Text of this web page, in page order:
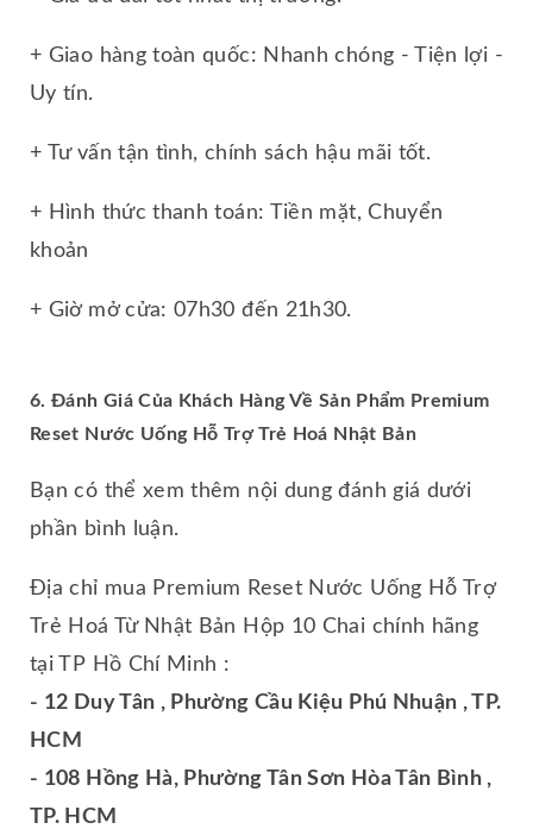
+ Giao hàng toàn quốc: Nhanh chóng - Tiện lợi -
Uy tín.
+ Tư vấn tận tình, chính sách hậu mãi tốt.
+ Hình thức thanh toán: Tiền mặt, Chuyển
khoản
+ Giờ mở cửa: 07h30 đến 21h30.
6. Đánh Giá Của Khách Hàng Về Sản Phẩm Premium
Reset Nước Uống Hỗ Trợ Trẻ Hoá Nhật Bản
Bạn có thể xem thêm nội dung đánh giá dưới
phần bình luận.
Địa chỉ mua Premium Reset Nước Uống Hỗ Trợ
Trẻ Hoá Từ Nhật Bản Hộp 10 Chai chính hãng
tại TP Hồ Chí Minh :
- 12 Duy Tân , Phường Cầu Kiệu Phú Nhuận , TP.
HCM
- 108 Hồng Hà, Phường Tân Sơn Hòa Tân Bình ,
TP. HCM